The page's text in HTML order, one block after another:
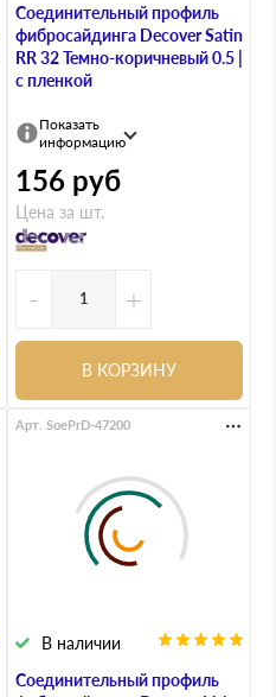
Соединительный профиль
фибросайдинга Decover Satin
RR 32 Темно-коричневый 0.5 |
с пленкой
Показать
информацию
156 руб
Цена за шт.
- +
В КОРЗИНУ
Соединительный профиль
В наличии
Арт. SoePrD-47200